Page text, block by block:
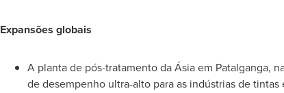
Expansões globais
A planta de pós-tratamento da Ásia em Patalganga,
de desempenho ultra-alto para as indústrias de